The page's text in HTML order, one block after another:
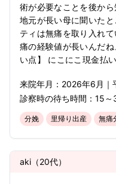
術が必要なことを後から
地元が長い母に聞いた
ティは無痛を取り入れ
痛の経験値が長いんだ
い点】 にこにこ現金払
来院年月： 2026年6月 ｜
診察時の待ち時間： 15～
分娩 里帰り出産 無痛
aki （20代）